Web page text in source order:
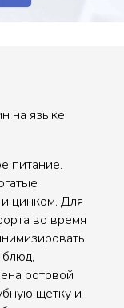
на языке
питание.
цинком. Для
во время
ротовой
щетку и